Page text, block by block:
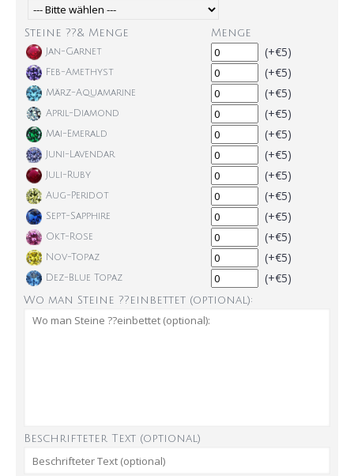
Steine ??& Menge Menge
Jan-Garnet (+€5)
Feb-Amethyst (+€5)
März-Aquamarine (+€5)
April-Diamond (+€5)
Mai-Emerald (+€5)
Juni-Lavendar (+€5)
Juli-Ruby (+€5)
Aug-Peridot (+€5)
Sept-Sapphire (+€5)
Okt-Rose (+€5)
Nov-Topaz (+€5)
Dez-Blue Topaz (+€5)
Wo man Steine ??einbettet (optional):
Beschrifteter Text (optional)